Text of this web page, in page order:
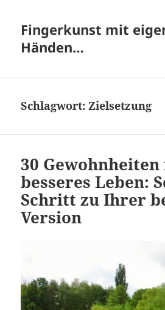
Fingerkunst mit
Händen…
Schlagwort:Zielsetzung
30
besseres Leben:
Schritt zu Ihrer
Version